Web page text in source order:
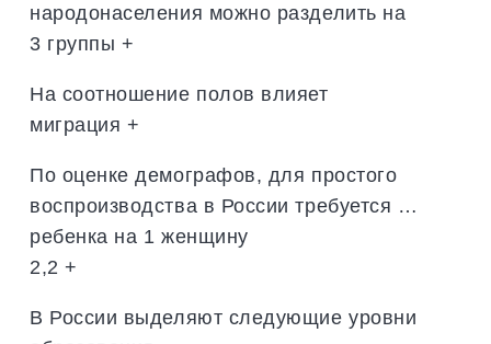
народонаселения можно разделить на
3 группы +
На соотношение полов влияет
миграция +
По оценке демографов, для простого
воспроизводства в России требуется …
ребенка на 1 женщину
2,2 +
В России выделяют следующие уровни